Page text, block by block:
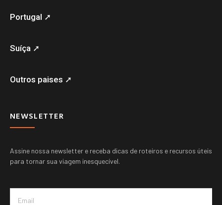
Portugal ➚
Suíça ➚
Outros paises ➚
NEWSLETTER
Assine nossa newsletter e receba dicas de roteiros e recursos úteis
para tornar sua viagem inesquecível.